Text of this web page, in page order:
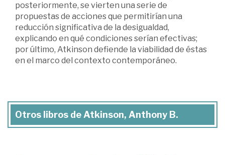
posteriormente, se vierten una serie de
propuestas de acciones que permitirían una
reducción significativa de la desigualdad,
explicando en qué condiciones serían efectivas;
por último, Atkinson defiende la viabilidad de éstas
en el marco del contexto contemporáneo.
Otros libros de Atkinson, Anthony B.